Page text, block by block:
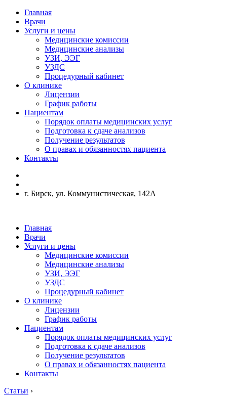
Главная
Врачи
Услуги и цены
Медицинские комиссии
Медицинские анализы
УЗИ, ЭЭГ
УЗДС
Процедурный кабинет
О клинике
Лицензии
График работы
Пациентам
Порядок оплаты медицинских услуг
Подготовка к сдаче анализов
Получение результатов
О правах и обязанностях пациента
Контакты
г. Бирск, ул. Коммунистическая, 142А
Главная
Врачи
Услуги и цены
Медицинские комиссии
Медицинские анализы
УЗИ, ЭЭГ
УЗДС
Процедурный кабинет
О клинике
Лицензии
График работы
Пациентам
Порядок оплаты медицинских услуг
Подготовка к сдаче анализов
Получение результатов
О правах и обязанностях пациента
Контакты
Статьи ›